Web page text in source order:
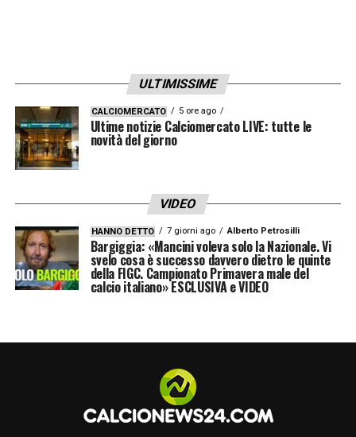
ULTIMISSIME
CALCIOMERCATO 5 ore ago
Ultime notizie Calciomercato LIVE: tutte le
novità del giorno
VIDEO
HANNO DETTO 7 giorni ago Alberto Petrosilli
Bargiggia: «Mancini voleva solo la Nazionale. Vi
svelo cosa è successo davvero dietro le quinte
della FIGC. Campionato Primavera male del
calcio italiano» ESCLUSIVA e VIDEO